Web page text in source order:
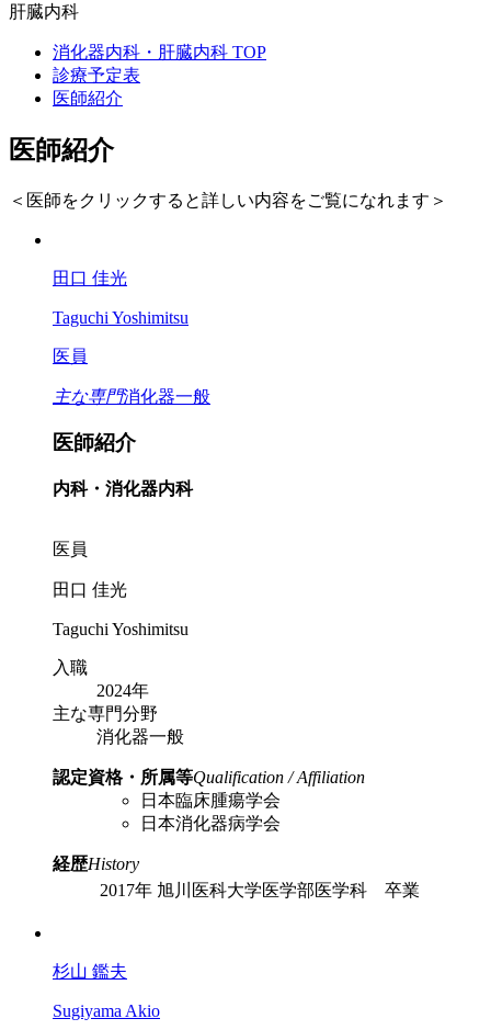
肝臓内科
消化器内科・肝臓内科 TOP
診療予定表
医師紹介
医師紹介
＜医師をクリックすると詳しい内容をご覧になれます＞
田口 佳光
Taguchi Yoshimitsu
医員
主な専門消化器一般
医師紹介
内科・消化器内科
医員
田口 佳光
Taguchi Yoshimitsu
入職
2024年
主な専門分野
消化器一般
認定資格・所属等Qualification / Affiliation
日本臨床腫瘍学会
日本消化器病学会
経歴History
2017年 旭川医科大学医学部医学科 卒業
杉山 鑑夫
Sugiyama Akio